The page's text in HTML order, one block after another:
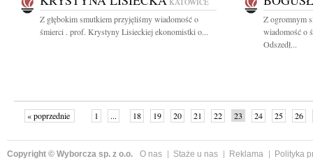
Z głębokim smutkiem przyjęliśmy wiadomość o
śmierci . prof. Krystyny Lisieckiej ekonomistki o...
Z ogromnym
wiadomość o
Odszedł...
« poprzednie 1 ... 18 19 20 21 22 23 24 25
26
Copyright © Wyborcza sp. z o.o. O nas Staże u nas Reklama
Polityka